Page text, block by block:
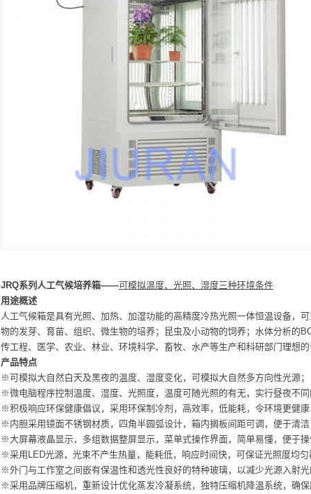
JRQ系列人工气候培养箱——可模拟温度、光照、湿度三种环境条件
用途概述
人工气候箱是具有光照、加热、加湿功能的高精度冷热光照一体恒温设备，
物的发芽、育苗、组织、微生物的培养；昆虫及小动物的饲养；水体分析的
传工程、医学、农业、林业、环境科学、畜牧、水产等生产和科研部门理想的
产品特点
※可模拟大自然白天及黑夜的温度、湿度变化，可模拟大自然多方向性光源；
※微电脑程序控制温度、湿度、光照度，温度可随光照的有无，实行昼夜不同
※积极响应环保健康倡议，采用环保制冷剂，高效率，低能耗，令环境更健康
※内胆采用镜面不锈钢材质，四角半圆弧设计，箱内搁板间距可调，便于清洁
※大屏幕液晶显示，多组数据整屏显示，菜单式操作界面，简单易懂，便于操
※采用LED光源，光束不产生热量，能耗低，响应时间快，可保证光照度均匀
※外门与工作室之间嵌有保温性和透光性良好的特种玻璃，以减少光源入射光
※采用品牌压缩机，重新设计优化蒸发冷凝系统，独特压缩机降温系统，确保